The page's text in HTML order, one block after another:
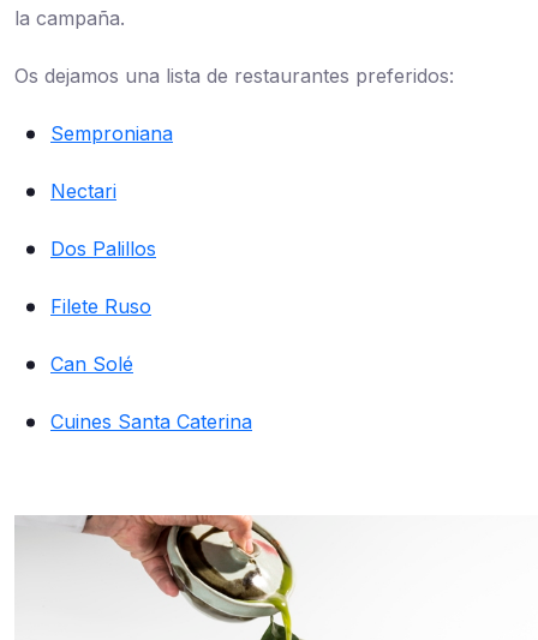
la campaña.
Os dejamos una lista de restaurantes preferidos:
Semproniana
Nectari
Dos Palillos
Filete Ruso
Can Solé
Cuines Santa Caterina